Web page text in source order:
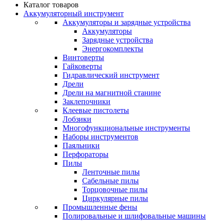
Каталог товаров
Аккумуляторный инструмент
Аккумуляторы и зарядные устройства
Аккумуляторы
Зарядные устройства
Энергокомплекты
Винтоверты
Гайковерты
Гидравлический инструмент
Дрели
Дрели на магнитной станине
Заклепочники
Клеевые пистолеты
Лобзики
Многофункциональные инструменты
Наборы инструментов
Паяльники
Перфораторы
Пилы
Ленточные пилы
Сабельные пилы
Торцовочные пилы
Циркулярные пилы
Промышленные фены
Полировальные и шлифовальные машины